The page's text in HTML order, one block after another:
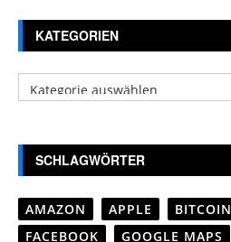
KATEGORIEN
Kategorien
SCHLAGWÖRTER
AMAZON APPLE BITCOIN
FACEBOOK
GOOGLE MAPS